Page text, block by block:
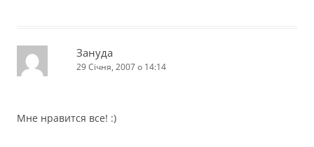
Зануда
29 Січня, 2007 о 14:14
Мне нравится все! :)